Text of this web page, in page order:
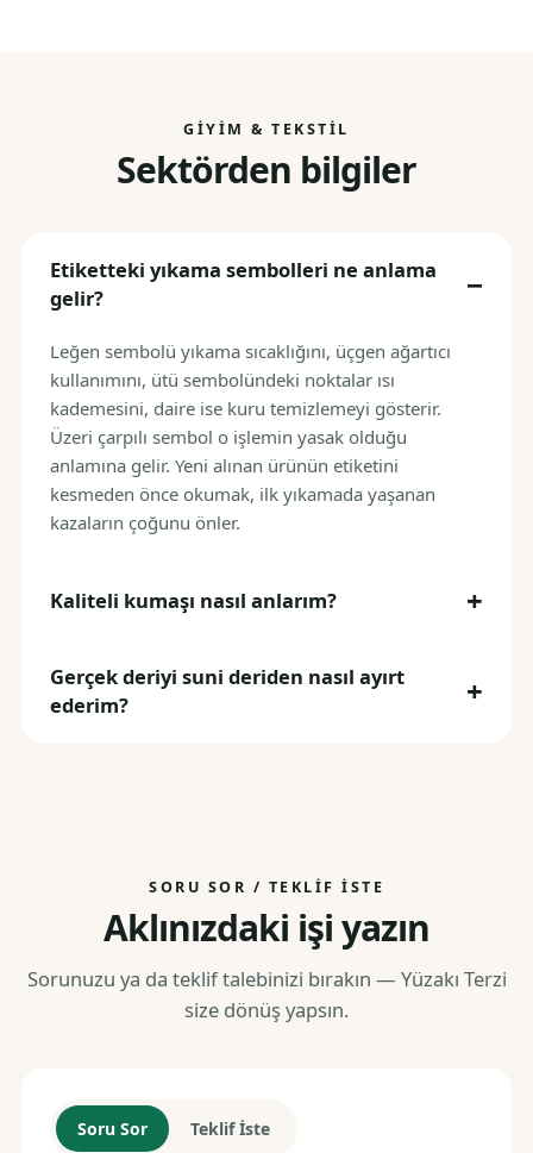
GIYIM & TEKSTIL
Sektörden bilgiler
Etiketteki yıkama sembolleri ne anlama
gelir?
Leğen sembolü yıkama sıcaklığını, üçgen ağartıcı
kullanımını, ütü sembolündeki noktalar ısı
kademesini, daire ise kuru temizlemeyi gösterir.
Üzeri çarpılı sembol o işlemin yasak olduğu
anlamına gelir. Yeni alınan ürünün etiketini
kesmeden önce okumak, ilk yıkamada yaşanan
kazaların çoğunu önler.
Kaliteli kumaşı nasıl anlarım?
Gerçek deriyi suni deriden nasıl ayırt
ederim?
SORU SOR / TEKLIF İSTE
Aklınızdaki işi yazın
Sorunuzu ya da teklif talebinizi bırakın — Yüzakı Terzi
size dönüş yapsın.
Soru Sor Teklif İste